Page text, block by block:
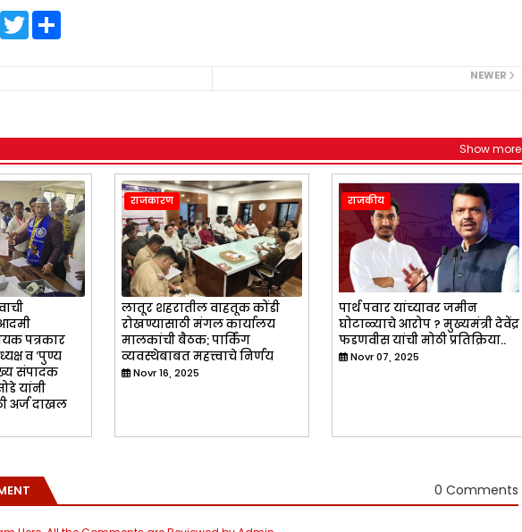
T
S
NEWER
Show more
पत्रकार
व ‘पुण्य
संपादक
यांनी
अर्ज दाखल
राजकारण
लातूर शहरातील वाहतूक कोंडी
रोखण्यासाठी मंगल कार्यालय
मालकांची बैठक; पार्किंग
व्यवस्थेबाबत महत्त्वाचे निर्णय
Novr 16, 2025
राजकीय
पार्थ पवार यांच्यावर जमीन
घोटाळ्याचे आरोप ? मुख्यमंत्री देवेंद्र
फडणवीस यांची मोठी प्रतिक्रिया..
Novr 07, 2025
0 Comments